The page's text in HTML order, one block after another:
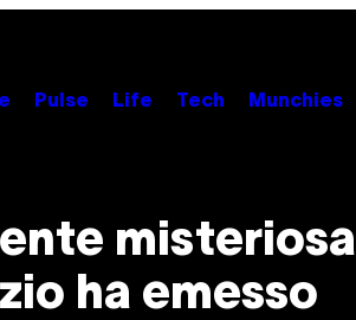
Pulse Life Tech Munchies
misteriosa
ha emesso